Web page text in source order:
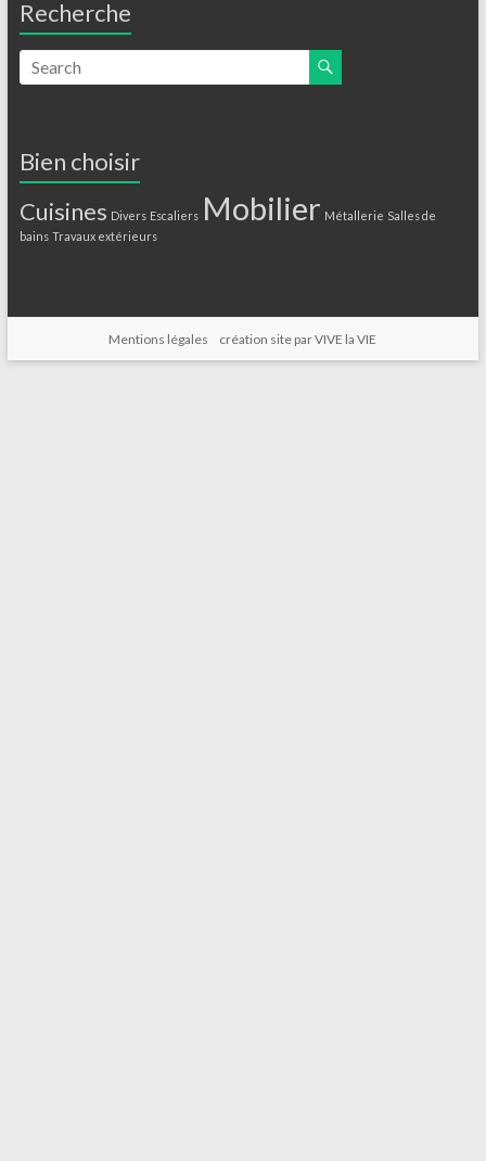
Recherche
Bien choisir
Cuisines Divers Escaliers Mobilier Métallerie Salles de
bains Travaux extérieurs
Mentions légales création site par VIVE la VIE